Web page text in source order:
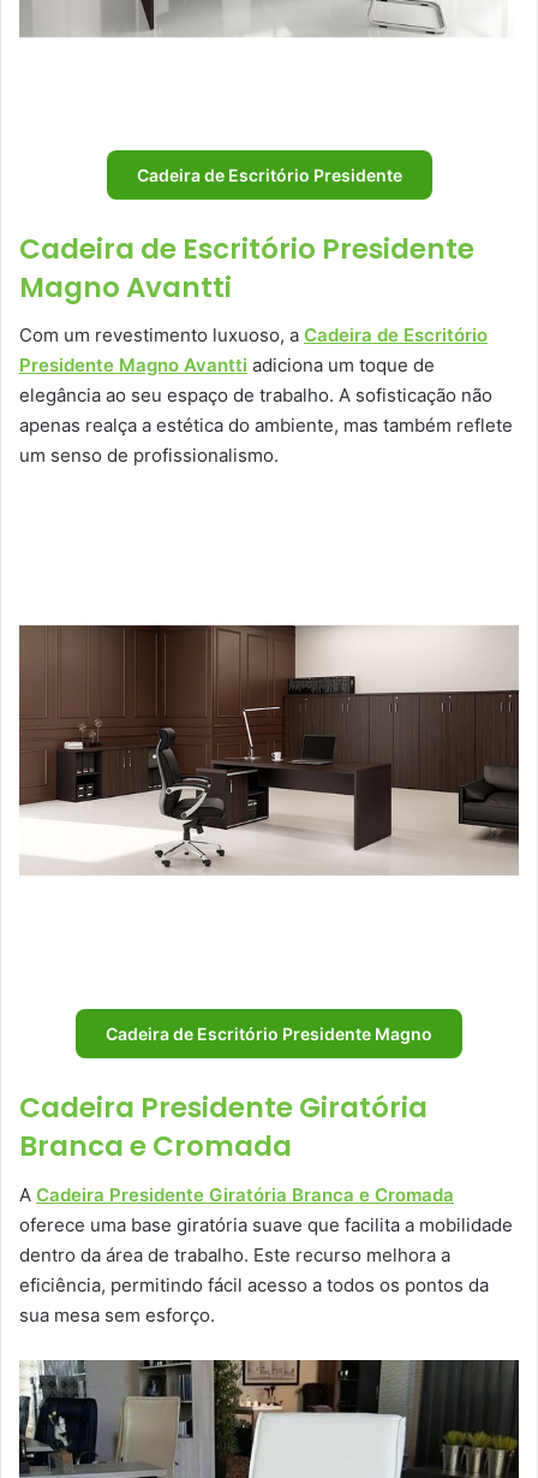
Cadeira de Escritório Presidente
Cadeira de Escritório Presidente
Magno Avantti
Com um revestimento luxuoso, a Cadeira de Escritório
Presidente Magno Avantti adiciona um toque de
elegância ao seu espaço de trabalho. A sofisticação não
apenas realça a estética do ambiente, mas também reflete
um senso de profissionalismo.
Cadeira de Escritório Presidente Magno
Cadeira Presidente Giratória
Branca e Cromada
A Cadeira Presidente Giratória Branca e Cromada
oferece uma base giratória suave que facilita a mobilidade
dentro da área de trabalho. Este recurso melhora a
eficiência, permitindo fácil acesso a todos os pontos da
sua mesa sem esforço.